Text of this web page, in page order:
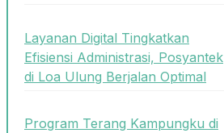
Layanan Digital Tingkatkan
Efisiensi Administrasi, Posyantek
di Loa Ulung Berjalan Optimal
Program Terang Kampungku di